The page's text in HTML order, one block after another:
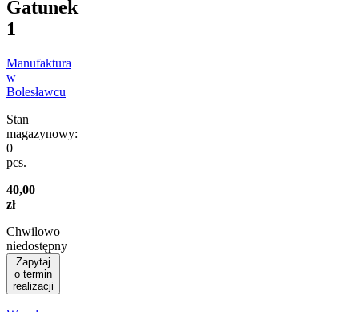
Gatunek
1
Manufaktura
w
Bolesławcu
Stan
magazynowy:
0
pcs.
40,00
zł
Chwilowo
niedostępny
Zapytaj
o termin
realizacji